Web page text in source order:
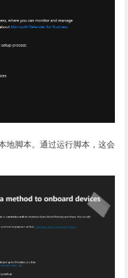
地脚本。通过运行脚本，这会